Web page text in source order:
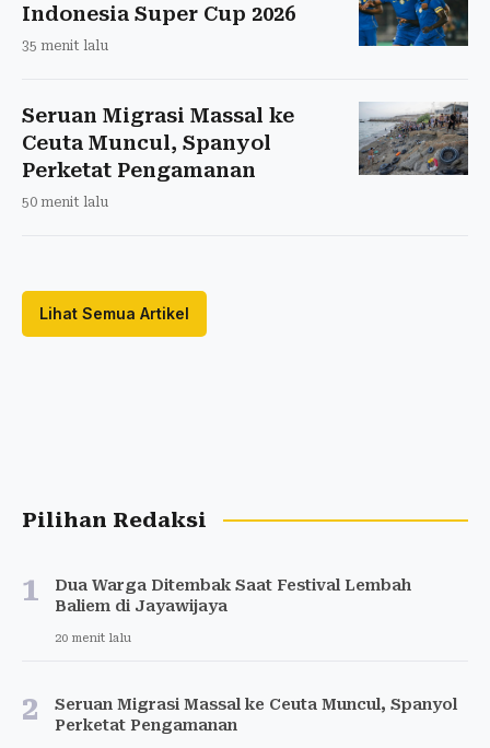
Indonesia Super Cup 2026
35 menit lalu
Seruan Migrasi Massal ke
Ceuta Muncul, Spanyol
Perketat Pengamanan
50 menit lalu
Lihat Semua Artikel
Pilihan Redaksi
1
Dua Warga Ditembak Saat Festival Lembah
Baliem di Jayawijaya
20 menit lalu
2
Seruan Migrasi Massal ke Ceuta Muncul, Spanyol
Perketat Pengamanan